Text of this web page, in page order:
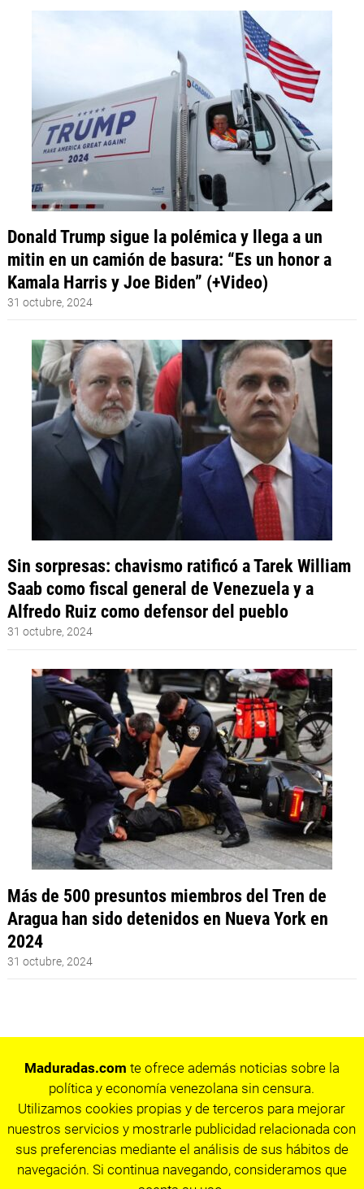
Donald Trump sigue la polémica y llega a un
mitin en un camión de basura: “Es un honor a
Kamala Harris y Joe Biden” (+Video)
31 octubre, 2024
Sin sorpresas: chavismo ratificó a Tarek William
Saab como fiscal general de Venezuela y a
Alfredo Ruiz como defensor del pueblo
31 octubre, 2024
Más de 500 presuntos miembros del Tren de
Aragua han sido detenidos en Nueva York en
2024
31 octubre, 2024
Maduradas.com te ofrece además noticias sobre la
política y economía venezolana sin censura.
Utilizamos cookies propias y de terceros para mejorar
nuestros servicios y mostrarle publicidad relacionada con
sus preferencias mediante el análisis de sus hábitos de
navegación. Si continua navegando, consideramos que